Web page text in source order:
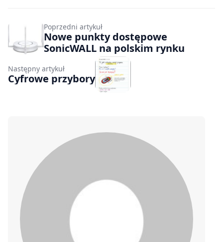
Poprzedni artykuł
Nowe punkty dostępowe
SonicWALL na polskim rynku
Następny artykuł
Cyfrowe przybory